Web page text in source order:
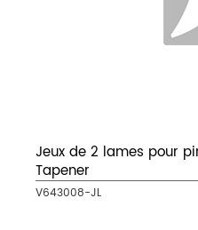
Jeux de 2 lames pour
Tapener
V643008-JL